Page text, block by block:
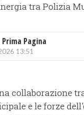
tra Polizia
Prima Pagina
13:51
collaborazione
e le forze